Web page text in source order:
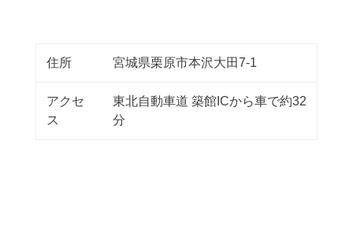
住所 宮城県栗原市本沢大田7-1
アクセ
ス
東北自動車道 築館ICから車で約32
分